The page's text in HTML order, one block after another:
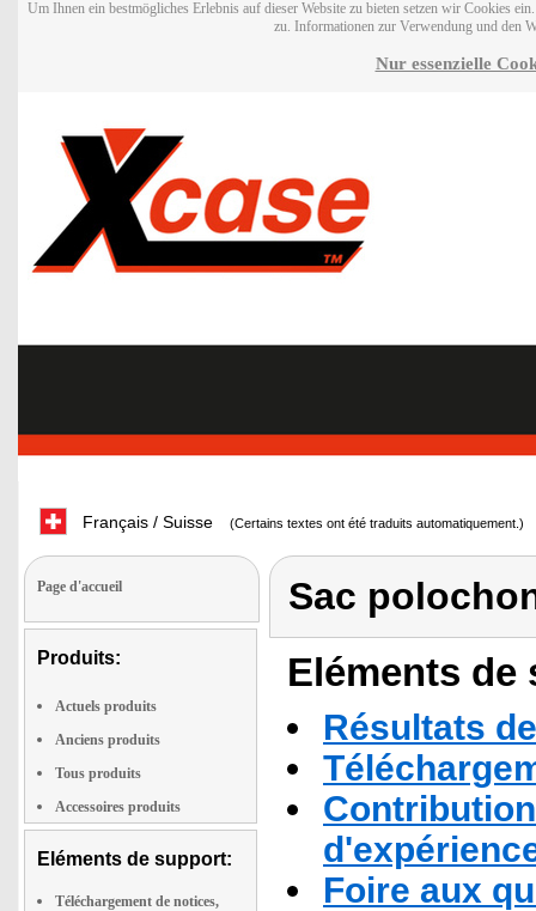
Um Ihnen ein bestmögliches Erlebnis auf dieser Website zu bieten setzen wir Cookies
zu. Informationen zur Verwendung und den
Nur essenzielle
Français / Suisse (Certains textes ont été traduits automatiquement.)
Page d'accueil
Produits:
Actuels produits
Anciens produits
Tous produits
Accessoires produits
Eléments de support:
Téléchargement de notices,
Sac
Eléments
Résultats
Foire aux